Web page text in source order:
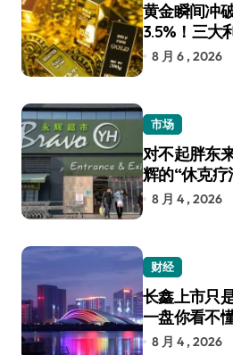
黄金瞬间冲
3.5%！三大
8 月 6 , 2026
市场
对不起胖东
辉的“休克疗
8 月 4 , 2026
财经
长鑫上市只
一盘你看不
8 月 4 , 2026